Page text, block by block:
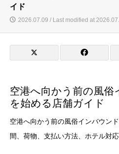
イド
2026.07.09 / Last modified at
空港へ向かう前の風俗
を始める店舗ガイド
空港へ向かう前の風俗インバウン
間、荷物、支払い方法、ホテル対